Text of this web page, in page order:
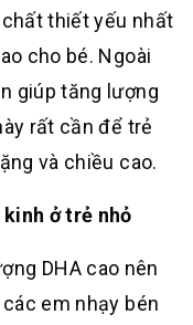
chất thiết yếu nhất
cho bé. Ngoài
giúp tăng lượng
rất cần để trẻ
và chiều cao.
ở trẻ nhỏ
DHA cao nên
em nhạy bén